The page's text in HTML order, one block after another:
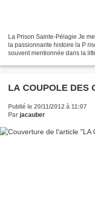
La Prison Sainte-Pélagie Je
la passionnante histoire la P
souvent mentionnée dans la
LA COUPOLE DES
Publié le 20/11/2012 à 11:07
Par jacauber